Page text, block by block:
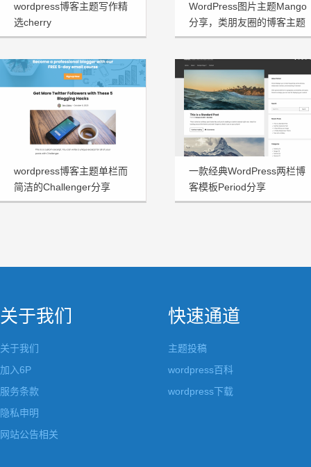
wordpress博客主题写作精
选cherry
WordPress图片主题Mango
分享，类朋友圈的博客主题
wordpress博客主题单栏而
简洁的Challenger分享
一款经典WordPress两栏博
客模板Period分享
关于我们
关于我们
加入6P
服务条款
隐私申明
网站公告相关
快速通道
主题投稿
wordpress百科
wordpress下载